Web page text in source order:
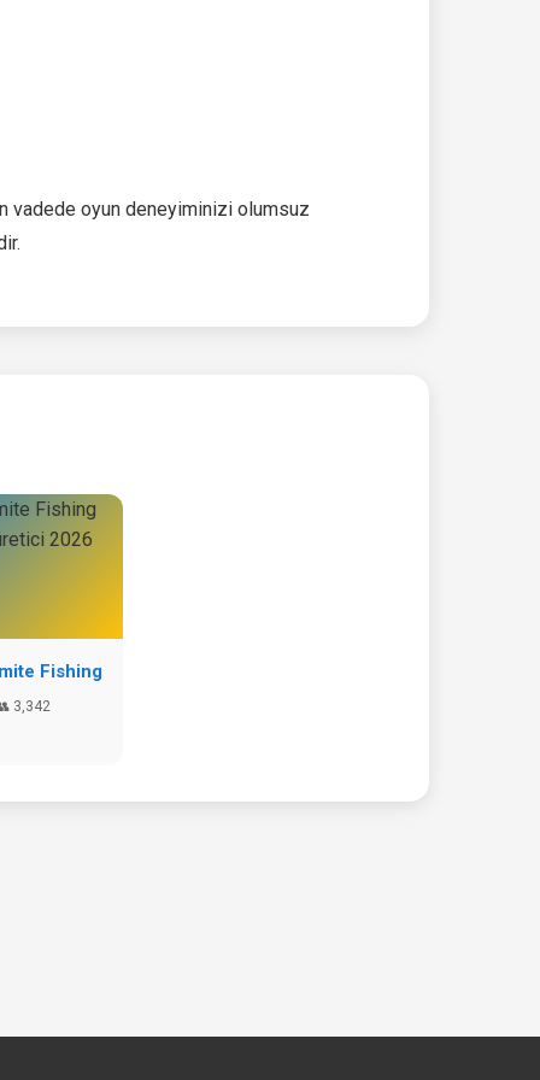
vadede oyun deneyiminizi olumsuz
Fishing
3,342